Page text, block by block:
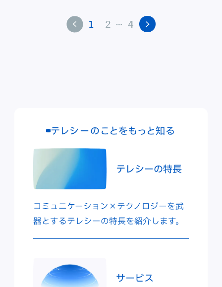
1 2 … 4
テレシーのことをもっと知る
テレシーの特長
コミュニケーション×テクノロジーを武
器とするテレシーの特長を紹介します。
サービス